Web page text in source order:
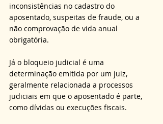
inconsistências no cadastro do
aposentado, suspeitas de fraude, ou a
não comprovação de vida anual
obrigatória.
Já o bloqueio judicial é uma
determinação emitida por um juiz,
geralmente relacionada a processos
judiciais em que o aposentado é parte,
como dívidas ou execuções fiscais.